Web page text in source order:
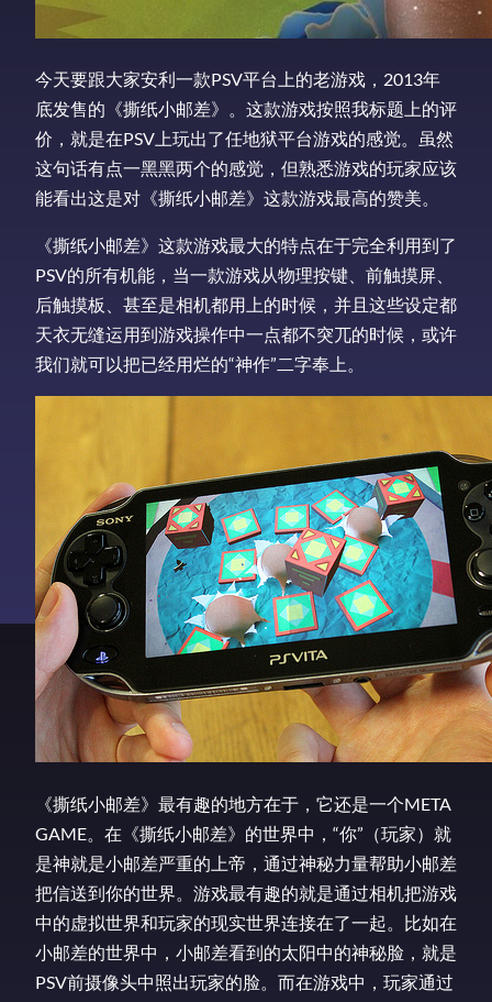
今天要跟大家安利一款PSV平台上的老游戏，2013年
底发售的《撕纸小邮差》。这款游戏按照我标题上的评
价，就是在PSV上玩出了任地狱平台游戏的感觉。虽然
这句话有点一黑黑两个的感觉，但熟悉游戏的玩家应该
能看出这是对《撕纸小邮差》这款游戏最高的赞美。
《撕纸小邮差》这款游戏最大的特点在于完全利用到了
PSV的所有机能，当一款游戏从物理按键、前触摸屏、
后触摸板、甚至是相机都用上的时候，并且这些设定都
天衣无缝运用到游戏操作中一点都不突兀的时候，或许
我们就可以把已经用烂的“神作”二字奉上。
《撕纸小邮差》最有趣的地方在于，它还是一个META
GAME。在《撕纸小邮差》的世界中，“你”（玩家）就
是神就是小邮差严重的上帝，通过神秘力量帮助小邮差
把信送到你的世界。游戏最有趣的就是通过相机把游戏
中的虚拟世界和玩家的现实世界连接在了一起。比如在
小邮差的世界中，小邮差看到的太阳中的神秘脸，就是
PSV前摄像头中照出玩家的脸。而在游戏中，玩家通过